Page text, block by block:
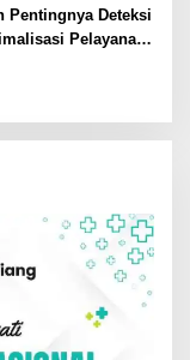
Pentingnya Deteksi
Pelayanan